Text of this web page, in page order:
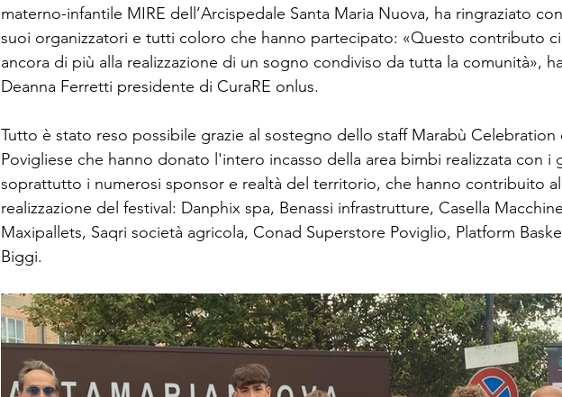
materno-infantile MIRE dell’Arcispedale Santa Maria Nuova, ha ringraziato
suoi organizzatori e tutti coloro che hanno partecipato: «Questo contributo ci
ancora di più alla realizzazione di un sogno condiviso da tutta la comunità»,
Deanna Ferretti presidente di CuraRE onlus.
Tutto è stato reso possibile grazie al sostegno dello staff Marabù Celebration
Povigliese che hanno donato l'intero incasso della area bimbi realizzata con i
soprattutto i numerosi sponsor e realtà del territorio, che hanno contribuito
realizzazione del festival: Danphix spa, Benassi infrastrutture, Casella
Maxipallets, Saqri società agricola, Conad Superstore Poviglio, Platform
Biggi.